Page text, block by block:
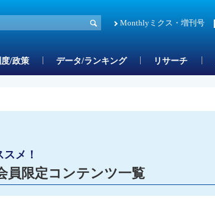
Monthlyミクス・増刊号
/政策 データ/ランキング リサーチ
メ！
員限定コンテンツ一覧